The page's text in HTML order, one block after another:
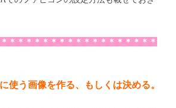
＊＊＊＊＊＊＊＊＊＊＊＊＊＊＊＊＊＊
使う画像を作る、もしくは決める。